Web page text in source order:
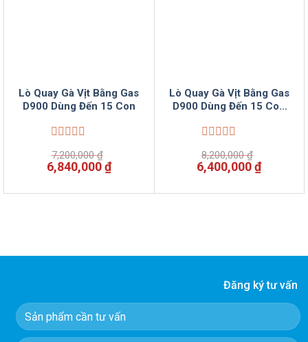
Lò Quay Gà Vịt Bằng Gas
D900 Dùng Đến 15 Con
xếp
hạng
5
7,200,000₫
Giá
gốc
là:
6,840,000₫Giá
hiện
tại
Lò Quay Gà Vịt Bằng Gas
D900 Dùng Đến 15 Con
xếp
hạng
5
8,200,000₫
Giá
gốc
là:
6,400,000₫Giá
tại
Đăng ký tư vấn